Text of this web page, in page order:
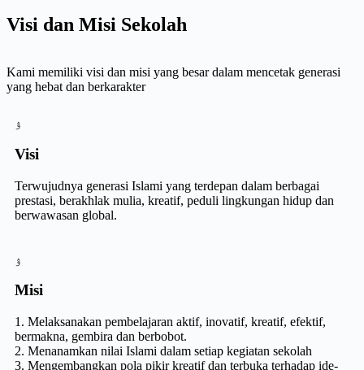
Visi dan Misi Sekolah
Kami memiliki visi dan misi yang besar dalam mencetak generasi
yang hebat dan berkarakter
Visi
Terwujudnya generasi Islami yang terdepan dalam berbagai
prestasi, berakhlak mulia, kreatif, peduli lingkungan hidup dan
berwawasan global.
Misi
1. Melaksanakan pembelajaran aktif, inovatif, kreatif, efektif,
bermakna, gembira dan berbobot.
2. Menanamkan nilai Islami dalam setiap kegiatan sekolah
3. Mengembangkan pola pikir kreatif dan terbuka terhadap ide-